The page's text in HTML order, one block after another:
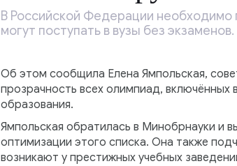
В Российской Федерации
могут поступать в вузы без экзаменов.
Об этом сообщила Елена Ямпольская,
прозрачность всех олимпиад, включённых
образования.
Ямпольская обратилась в Минобрнауки и
оптимизации этого списка. Она также
возникают у престижных учебных